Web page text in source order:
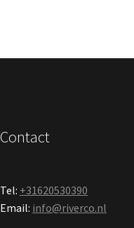
Contact
Tel: +31620530390
Email: info@riverco.nl